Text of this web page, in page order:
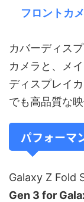
フロントカ
カバーディス
カメラと、メ
ディスプレイ
でも高品質な
パフォーマ
Galaxy Z Fold
Gen 3 for